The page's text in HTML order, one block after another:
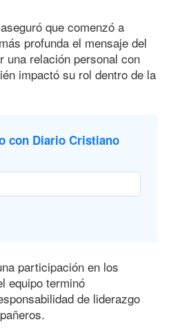
que comenzó a
profunda el mensaje del
una relación personal con
impactó su rol dentro de la
con Diario Cristiano
participación en los
equipo terminó
de liderazgo